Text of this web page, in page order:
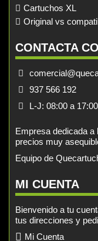
Cartuchos XL
Original vs
CONTACTA
937 566 192
L-J: 08:00 a
Empresa dedicada
precios muy
Equipo de
MI CUENTA
Bienvenido a tu
tus direcciones y
Mi Cuenta